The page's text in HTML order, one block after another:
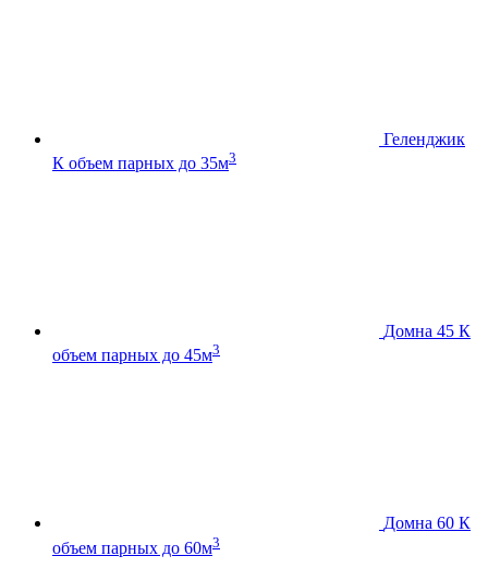
Геленджик
К объем парных до 35м3
Домна 45 К
объем парных до 45м3
Домна 60 К
объем парных до 60м3